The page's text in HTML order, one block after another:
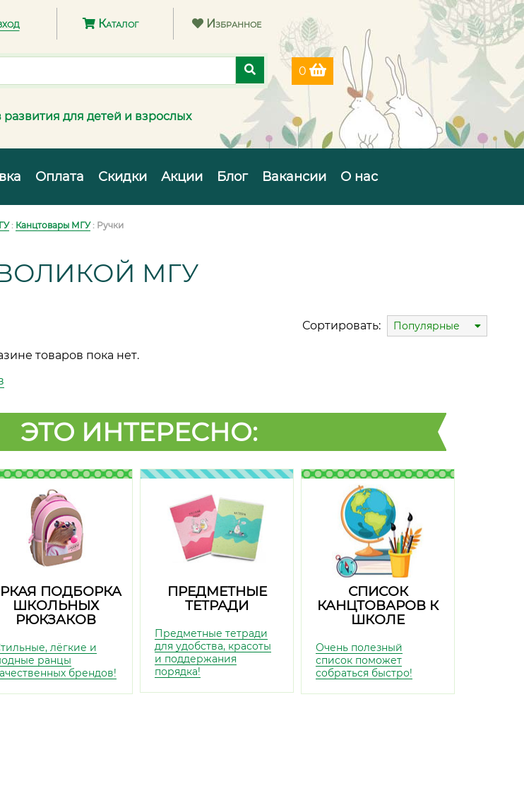
Каталог Избранное
0
развития для детей и взрослых
Оплата Скидки Акции Блог Вакансии О нас
: Канцтовары МГУ: Ручки
МГУ
Сортировать: Популярные
товаров пока нет.
ЭТО ИНТЕРЕСНО:
ПОДБОРКА
ШКОЛЬНЫХ
РЮКЗАКОВ
лёгкие и
ранцы
брендов!
ПРЕДМЕТНЫЕ
ТЕТРАДИ
Предметные тетради
для удобства, красоты
и поддержания
порядка!
СПИСОК
КАНЦТОВАРОВ К
ШКОЛЕ
Очень полезный
список поможет
собраться быстро!